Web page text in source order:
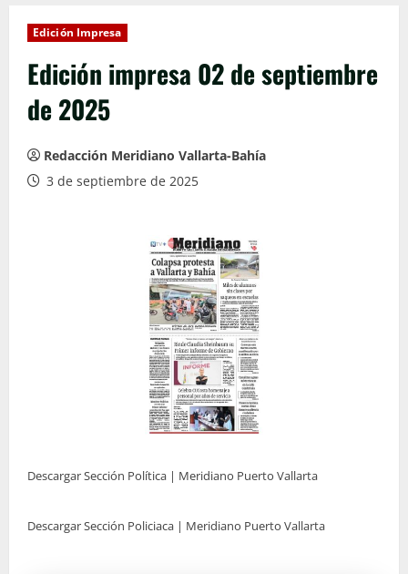
Edición Impresa
Edición impresa 02 de septiembre
de 2025
Redacción Meridiano Vallarta-Bahía
3 de septiembre de 2025
Descargar Sección Política | Meridiano Puerto Vallarta
Descargar Sección Policiaca | Meridiano Puerto Vallarta